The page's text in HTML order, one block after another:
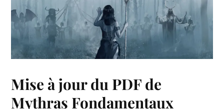
Mise à jour du PDF de
Mythras Fondamentaux